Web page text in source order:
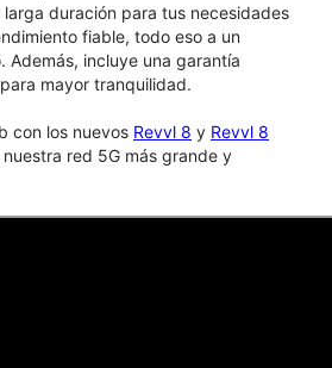
larga duración para tus necesidades
fiable, todo eso a un
Además, incluye una garantía
mayor tranquilidad.
con los nuevos Revvl 8 y Revvl 8
red 5G más grande y